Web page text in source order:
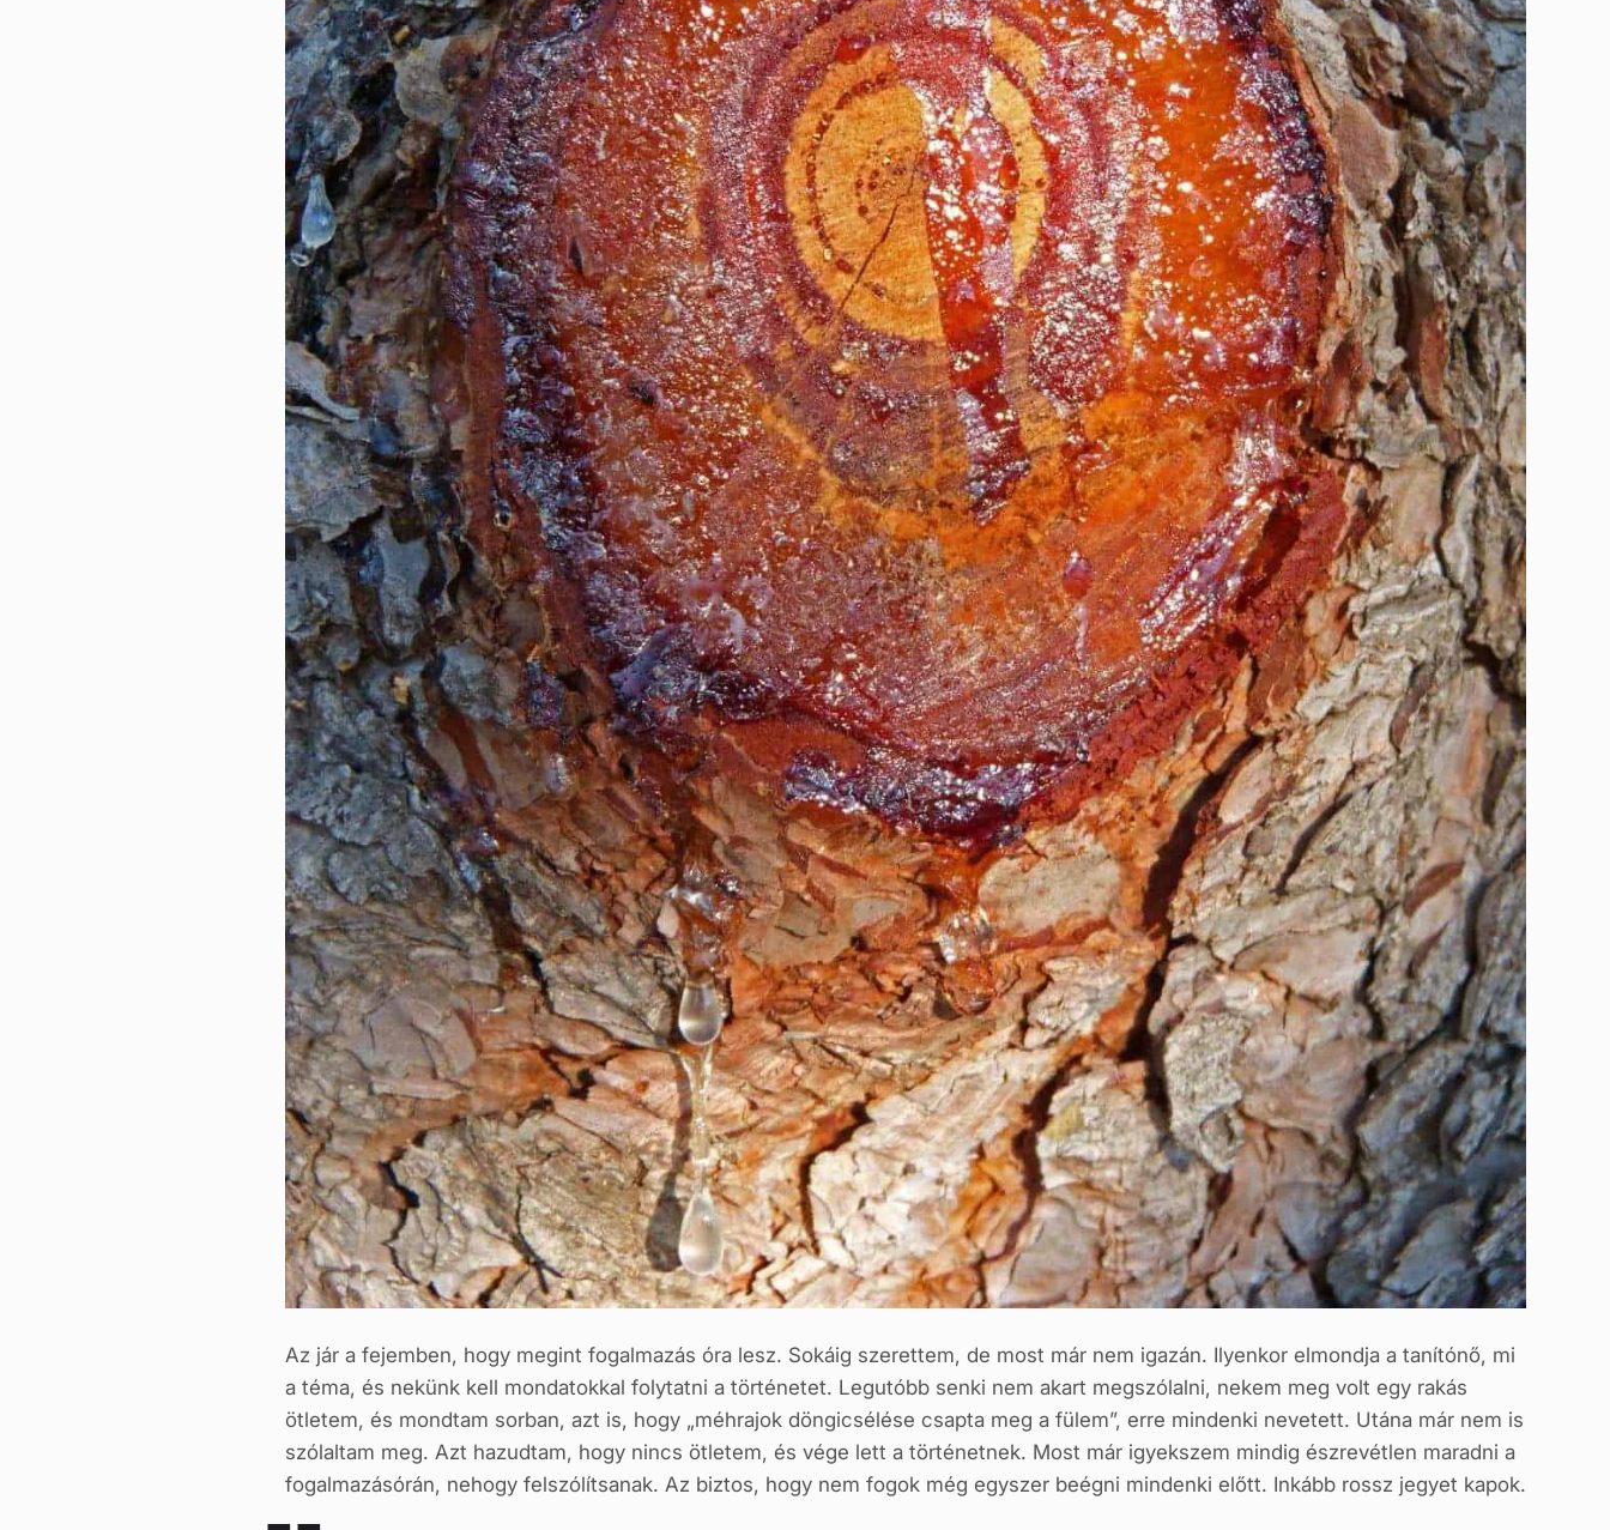
Az jár a fejemben, hogy megint fogalmazás óra lesz. Sokáig szerettem, de most már nem igazán. Ilyenkor elmondja a tanítónő, mi
a téma, és nekünk kell mondatokkal folytatni a történetet. Legutóbb senki nem akart megszólalni, nekem meg volt egy rakás
ötletem, és mondtam sorban, azt is, hogy „méhrajok döngicsélése csapta meg a fülem”, erre mindenki nevetett. Utána már nem is
szólaltam meg. Azt hazudtam, hogy nincs ötletem, és vége lett a történetnek. Most már igyekszem mindig észrevétlen maradni a
fogalmazásórán, nehogy felszólítsanak. Az biztos, hogy nem fogok még egyszer beégni mindenki előtt. Inkább rossz jegyet kapok.